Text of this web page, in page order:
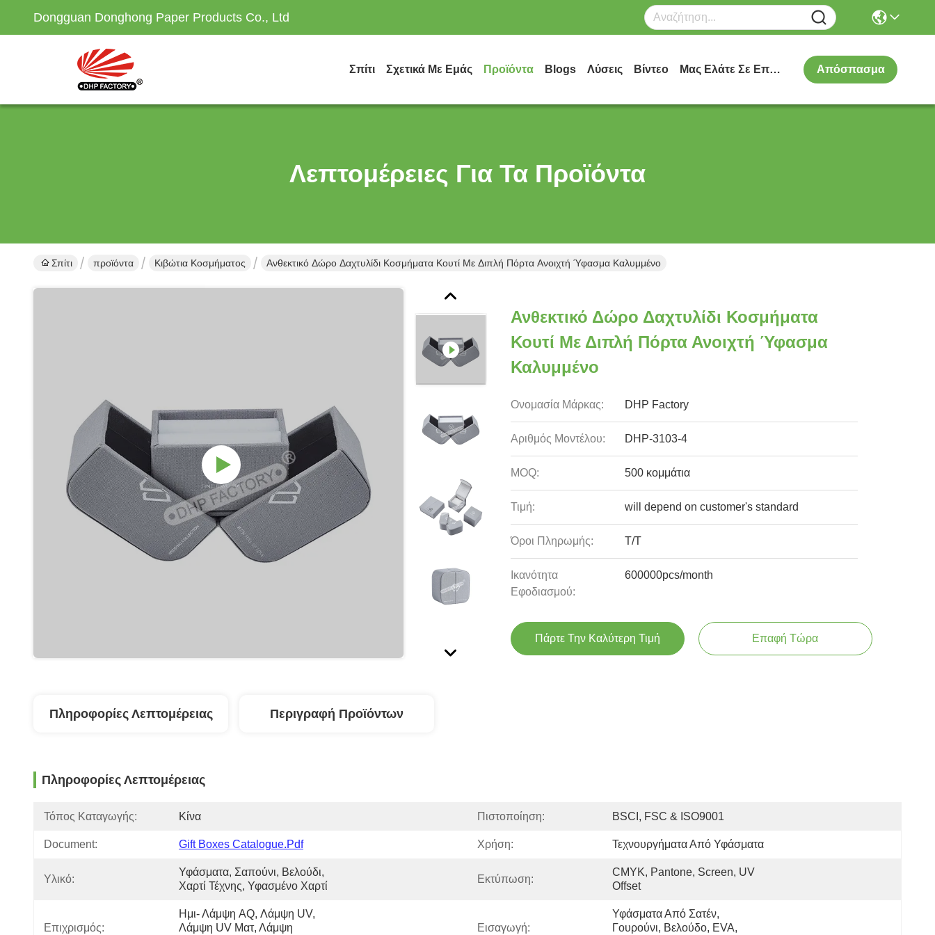
Dongguan Donghong Paper Products Co., Ltd
Σπίτι Σχετικά Με Εμάς Προϊόντα Blogs Λύσεις Βίντεο Μας Ελάτε Σε Επαφή Με Απόσπασμα
Λεπτομέρειες Για Τα Προϊόντα
Σπίτι προϊόντα Κιβώτια Κοσμήματος Ανθεκτικό Δώρο Δαχτυλίδι Κοσμήματα Κουτί Με Διπλή Πόρτα Ανοιχτή Ύφασμα Καλυμμένο
Ανθεκτικό Δώρο Δαχτυλίδι Κοσμήματα
Κουτί Με Διπλή Πόρτα Ανοιχτή Ύφασμα
Καλυμμένο
Ονομασία Μάρκας: DHP Factory
Αριθμός Μοντέλου: DHP-3103-4
MOQ: 500 κομμάτια
Τιμή: will depend on customer's standard
Όροι Πληρωμής: Τ/Τ
Ικανότητα
Εφοδιασμού:
600000pcs/month
Πάρτε Την Καλύτερη Τιμή Επαφή Τώρα
Πληροφορίες Λεπτομέρειας Περιγραφή Προϊόντων
Πληροφορίες Λεπτομέρειας
Τόπος Καταγωγής: Κίνα Πιστοποίηση: BSCI, FSC & ISO9001
Document: Gift Boxes Catalogue.pdf Χρήση: Τεχνουργήματα Από Υφάσματα
Υλικό:
Υφάσματα, Σαπούνι, Βελούδι,
Χαρτί Τέχνης, Υφασμένο Χαρτί
Εκτύπωση:
CMYK, Pantone, Screen, UV
Offset
Επιχρισμός:
Ημι- Λάμψη AQ, Λάμψη UV,
Λάμψη UV Ματ, Λάμψη
Εισαγωγή:
Υφάσματα Από Σατέν,
Γουρούνι, Βελούδο, EVA,